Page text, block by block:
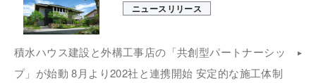
ニュースリリース
積水ハウス建設と外構工事店の「共創型パートナーシッ
プ」が始動 8月より202社と連携開始 安定的な施工体制